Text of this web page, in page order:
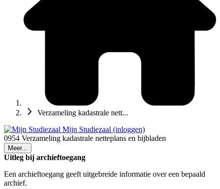
Verzameling kadastrale nett...
Mijn Studiezaal (inloggen)
0954 Verzameling kadastrale netteplans en bijbladen
Meer...
Uitleg bij archieftoegang
Een archieftoegang geeft uitgebreide informatie over een bepaald
archief.